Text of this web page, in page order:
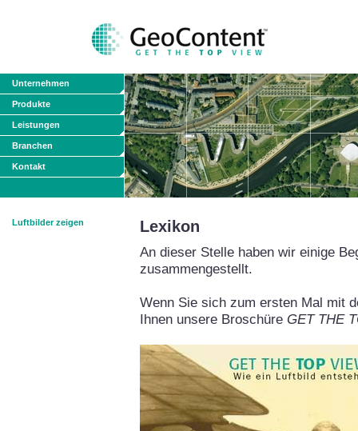
Unternehmen
Produkte
Leistungen
Branchen
Kontakt
Luftbilder zeigen Lexikon
An dieser Stelle haben wir einige
zusammengestellt.
Wenn Sie sich zum ersten Mal mit
Ihnen unsere Broschüre GET THE